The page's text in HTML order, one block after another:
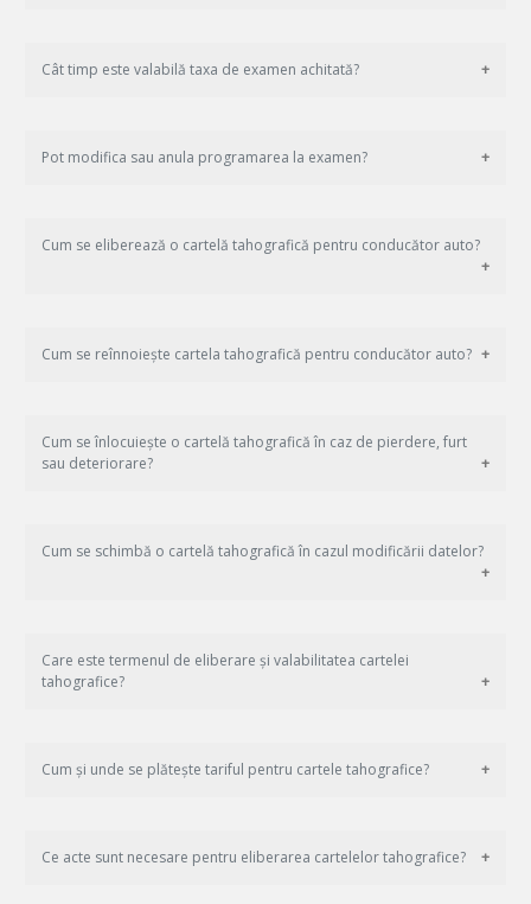
Cât timp este valabilă taxa de examen achitată?
Pot modifica sau anula programarea la examen?
Cum se eliberează o cartelă tahografică pentru conducător auto?
Cum se reînnoiește cartela tahografică pentru conducător auto?
Cum se înlocuiește o cartelă tahografică în caz de pierdere, furt
sau deteriorare?
Cum se schimbă o cartelă tahografică în cazul modificării datelor?
Care este termenul de eliberare și valabilitatea cartelei
tahografice?
Cum și unde se plătește tariful pentru cartele tahografice?
Ce acte sunt necesare pentru eliberarea cartelelor tahografice?